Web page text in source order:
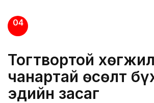
04
Тогтвортой
чанартай өсөлт
эдийн засаг